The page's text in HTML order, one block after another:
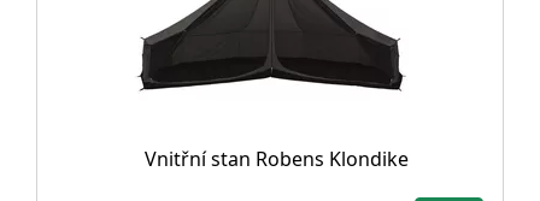
Vnitřní stan Robens Klondike